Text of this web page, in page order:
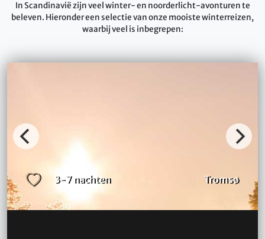
In Scandinavië zijn veel winter- en noorderlicht-avonturen te
beleven. Hieronder een selectie van onze mooiste winterreizen,
waarbij veel is inbegrepen:
3-7 nachten Tromsø